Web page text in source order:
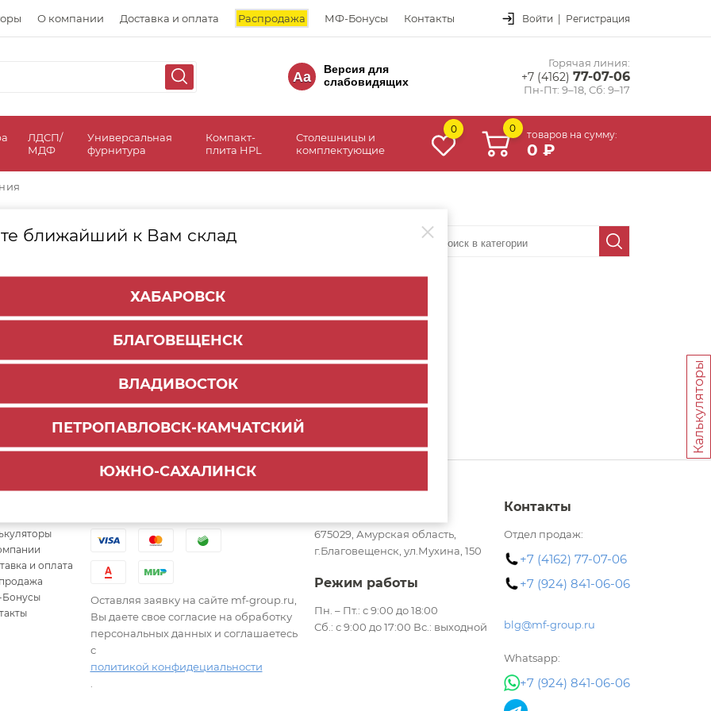
О компании Доставка и оплата Распродажа МФ-Бонусы Контакты Войти | Регистрация
Aa
Версия для
слабовидящих
Горячая линия:
+7 (4162) 77-07-06
Пн-Пт: 9–18, Сб: 9–17
ЛДСП/
МДФ
Универсальная
фурнитура
Компакт-
плита HPL
Столешницы и
комплектующие
0 0
товаров на сумму:
0 ₽
ближайший к Вам склад
ХАБАРОВСК
БЛАГОВЕЩЕНСК
ВЛАДИВОСТОК
ПЕТРОПАВЛОВСК-КАМЧАТСКИЙ
ЮЖНО-САХАЛИНСК
СОРТИРОВАТЬ ПО:
Калькуляторы
и оплата
Оставляя заявку на сайте mf-group.ru,
Вы даете свое согласие на обработку
персональных данных и соглашаетесь
с
политикой конфидециальности
675029, Амурская область,
г.Благовещенск, ул.Мухина, 150
Режим работы
Пн. – Пт.: с 9:00 до 18:00
Сб.: с 9:00 до 17:00 Вс.: выходной
Контакты
Отдел продаж:
+7 (4162) 77-07-06
+7 (924) 841-06-06
blg@mf-group.ru
Whatsapp:
+7 (924) 841-06-06